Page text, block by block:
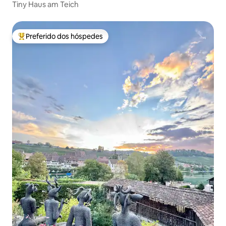
Tiny Haus am Teich
Entre os melhores preferidos dos hóspedes
Preferido dos hóspedes